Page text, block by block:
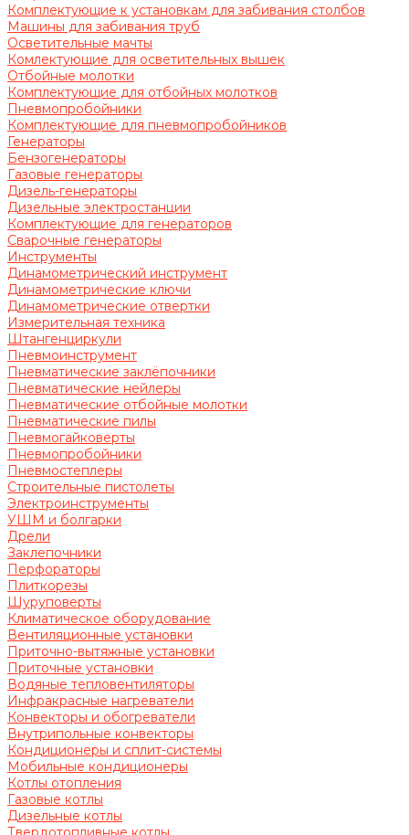
Комплектующие к установкам для забивания столбов
Машины для забивания труб
Осветительные мачты
Комлектующие для осветительных вышек
Отбойные молотки
Комплектующие для отбойных молотков
Пневмопробойники
Комплектующие для пневмопробойников
Генераторы
Бензогенераторы
Газовые генераторы
Дизель-генераторы
Дизельные электростанции
Комплектующие для генераторов
Сварочные генераторы
Инструменты
Динамометрический инструмент
Динамометрические ключи
Динамометрические отвертки
Измерительная техника
Штангенциркули
Пневмоинструмент
Пневматические заклёпочники
Пневматические нейлеры
Пневматические отбойные молотки
Пневматические пилы
Пневмогайковерты
Пневмопробойники
Пневмостеплеры
Строительные пистолеты
Электроинструменты
УШМ и болгарки
Дрели
Заклепочники
Перфораторы
Плиткорезы
Шуруповерты
Климатическое оборудование
Вентиляционные установки
Приточно-вытяжные установки
Приточные установки
Водяные тепловентиляторы
Инфракрасные нагреватели
Конвекторы и обогреватели
Внутрипольные конвекторы
Кондиционеры и сплит-системы
Мобильные кондиционеры
Котлы отопления
Газовые котлы
Дизельные котлы